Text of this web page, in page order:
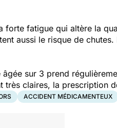
forte fatigue qui altère la
aussi le risque de
âgée sur 3 prend
très claires, la prescription
ACCIDENT MÉDICAMENTEUX